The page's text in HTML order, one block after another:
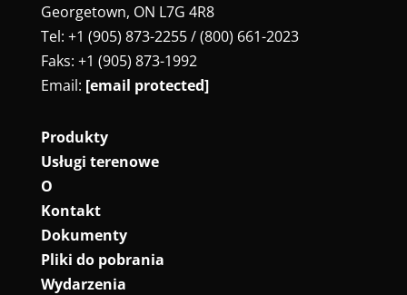
Georgetown, ON L7G 4R8
Tel: +1 (905) 873-2255 / (800) 661-2023
Faks: +1 (905) 873-1992
Email: [email protected]
Produkty
Usługi terenowe
O
Kontakt
Dokumenty
Pliki do pobrania
Wydarzenia